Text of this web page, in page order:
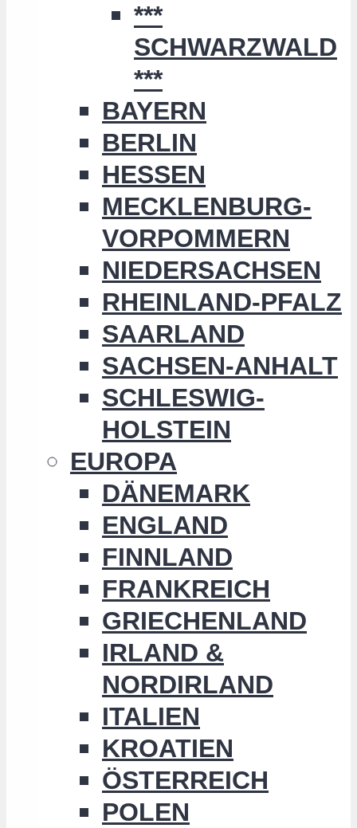
***
SCHWARZWALD
***
BAYERN
BERLIN
HESSEN
MECKLENBURG-
VORPOMMERN
NIEDERSACHSEN
RHEINLAND-PFALZ
SAARLAND
SACHSEN-ANHALT
SCHLESWIG-
HOLSTEIN
EUROPA
DÄNEMARK
ENGLAND
FINNLAND
FRANKREICH
GRIECHENLAND
IRLAND &
NORDIRLAND
ITALIEN
KROATIEN
ÖSTERREICH
POLEN